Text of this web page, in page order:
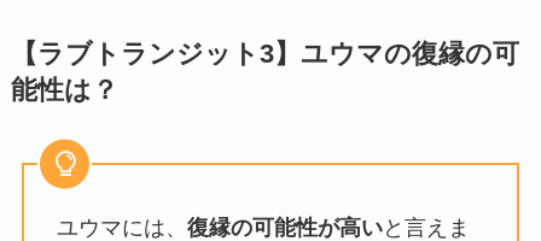
【ラブトランジット3】ユウマの復縁の可
能性は？
ユウマには、 復縁の可能性が高いと言えま